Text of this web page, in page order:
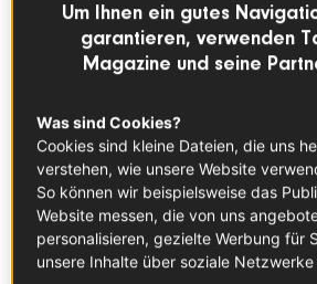
In manchen Fällen passt die
Weinen mit kräftigem Käse einfach
Geltung kommt, wenn man sie
oder Likörweinen serviert. Der in
enthaltene Restzucker bildet einen
den kräftigen Aromen des Käses und
besonders interessante Kombination
Um Ihnen ein gutes
garantieren, verwenden
Magazine und seine
Was sind Cookies?
Cookies sind kleine Dateien, die uns
verstehen, wie unsere Website
So können wir beispielsweise das
Website messen, die von uns
personalisieren, gezielte Werbung für
unsere Inhalte über soziale